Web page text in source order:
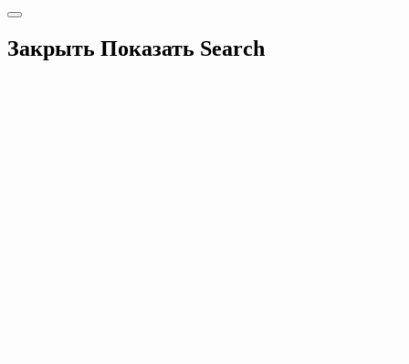
Закрыть Показать Search